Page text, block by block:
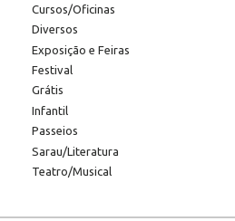
Cursos/Oficinas
Diversos
Exposição e Feiras
Festival
Grátis
Infantil
Passeios
Sarau/Literatura
Teatro/Musical